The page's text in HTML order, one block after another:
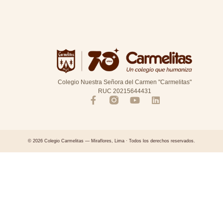
Colegio Nuestra Señora del Carmen "Carmelitas"
RUC 20215644431
© 2026 Colegio Carmelitas — Miraflores, Lima · Todos los derechos reservados.